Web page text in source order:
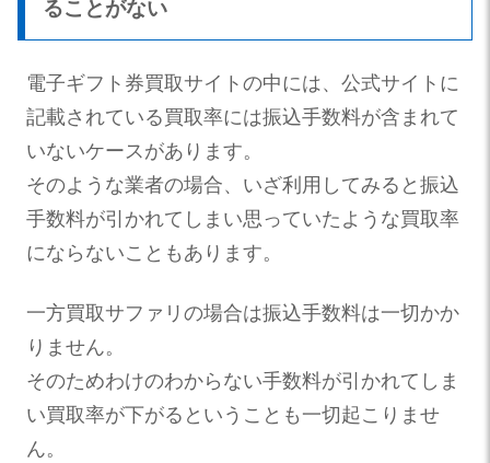
ることがない
電子ギフト券買取サイトの中には、公式サイトに
記載されている買取率には振込手数料が含まれて
いないケースがあります。
そのような業者の場合、いざ利用してみると振込
手数料が引かれてしまい思っていたような買取率
にならないこともあります。
一方買取サファリの場合は振込手数料は一切かか
りません。
そのためわけのわからない手数料が引かれてしま
い買取率が下がるということも一切起こりませ
ん。